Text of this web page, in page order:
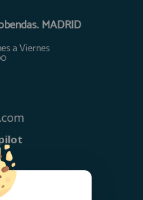
MADRID
a Viernes